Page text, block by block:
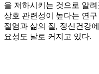
을 저하시키는 것으로 알
상호 관련성이 높다는 연
절염과 삶의 질, 정신건강
요성도 날로 커지고 있다.